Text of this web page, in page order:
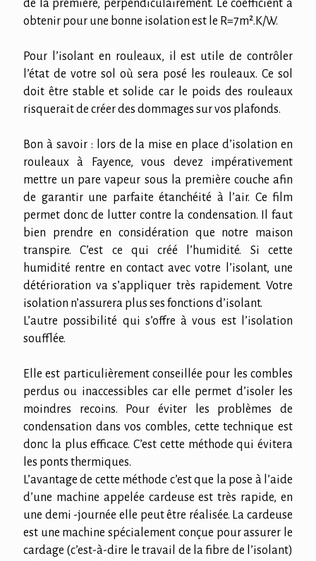
de la première, perpendiculairement. Le coefficient à
obtenir pour une bonne isolation est le R=7m².K/W.
Pour l’isolant en rouleaux, il est utile de contrôler
l’état de votre sol où sera posé les rouleaux. Ce sol
doit être stable et solide car le poids des rouleaux
risquerait de créer des dommages sur vos plafonds.
Bon à savoir : lors de la mise en place d’isolation en
rouleaux à Fayence, vous devez impérativement
mettre un pare vapeur sous la première couche afin
de garantir une parfaite étanchéité à l’air. Ce film
permet donc de lutter contre la condensation. Il faut
bien prendre en considération que notre maison
transpire. C’est ce qui créé l’humidité. Si cette
humidité rentre en contact avec votre l’isolant, une
détérioration va s’appliquer très rapidement. Votre
isolation n’assurera plus ses fonctions d’isolant.
L’autre possibilité qui s’offre à vous est l’isolation
soufflée.
Elle est particulièrement conseillée pour les combles
perdus ou inaccessibles car elle permet d’isoler les
moindres recoins. Pour éviter les problèmes de
condensation dans vos combles, cette technique est
donc la plus efficace. C’est cette méthode qui évitera
les ponts thermiques.
L’avantage de cette méthode c’est que la pose à l’aide
d’une machine appelée cardeuse est très rapide, en
une demi -journée elle peut être réalisée. La cardeuse
est une machine spécialement conçue pour assurer le
cardage (c’est-à-dire le travail de la fibre de l’isolant)